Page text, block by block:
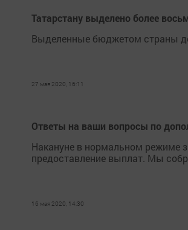
Татарстану выделено более
Выделенные бюджетом страны
27 мая 2020, 16:11
Ответы на ваши вопросы по
Накануне в нормальном режиме
предоставление выплат. Мы
16 мая 2020, 14:30